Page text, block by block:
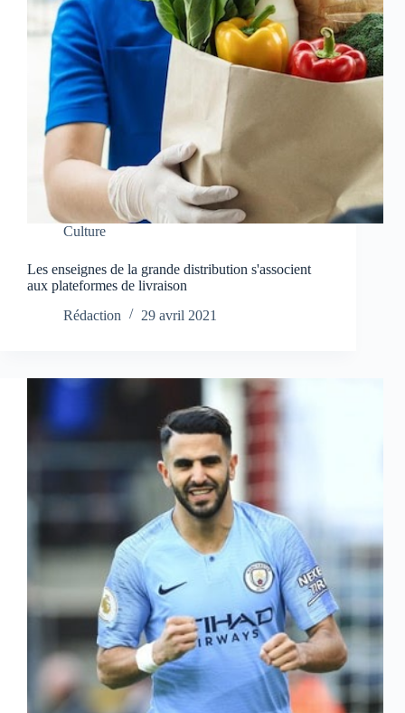
Culture
Les enseignes de la grande distribution s'associent
aux plateformes de livraison
Rédaction
29 avril 2021